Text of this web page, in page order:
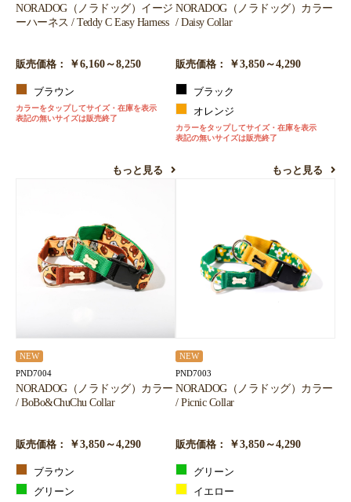
NORADOG（ノラドッグ）イージ
ーハーネス / Teddy C Easy Harness
販売価格： ￥6,160～8,250
ブラウン
カラーをタップしてサイズ・在庫を表示
表記の無いサイズは販売終了
もっと見る
NORADOG（ノラドッグ）カラー
/ Daisy Collar
販売価格： ￥3,850～4,290
ブラック
オレンジ
カラーをタップしてサイズ・在庫を表示
表記の無いサイズは販売終了
もっと見る
NEW
PND7004
NORADOG（ノラドッグ）カラー
/ BoBo&ChuChu Collar
販売価格： ￥3,850～4,290
ブラウン
グリーン
NEW
PND7003
NORADOG（ノラドッグ）カラー
/ Picnic Collar
販売価格： ￥3,850～4,290
グリーン
イエロー